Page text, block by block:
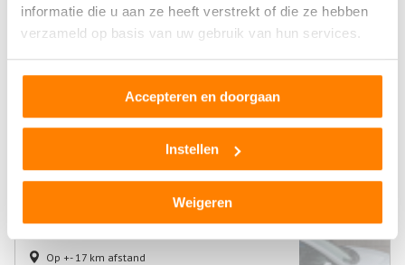
informatie die u aan ze heeft verstrekt of die ze hebben
verzameld op basis van uw gebruik van hun services.
Accepteren en doorgaan
Instellen
Weigeren
1beoordeling
Boonstra Autoparts
9247BD Ureterp
Op +- 17 km afstand